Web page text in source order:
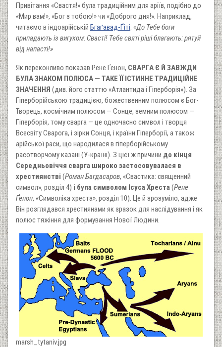
Привітання «Свастя!» була традиційним для аріїв, подібно до
«Мир вам!», «Бог з тобою!» чи «Доброго дня!». Наприклад,
читаємо в індоарійській Бгаґавад-Ґіті: «До Тебе боги
припадають із вигуком: Свасті! Тебе святі ріші благають: рятуй
від напасті!»
Як переконливо показав Рене Ґенон, СВАРГА Є Й ЗАВЖДИ
БУЛА ЗНАКОМ ПОЛЮСА — ТАКЕ ЇЇ ІСТИННЕ ТРАДИЦІЙНЕ
ЗНАЧЕННЯ (див. його статтю «Атлантида і Гіперборія»). За
Гіперборійською традицією, божественним полюсом є Бог-
Творець, космічним полюсом — Сонце, земним полюсом —
Гіперборія, тому сварга — це одночасно символ і творця
Всесвіту Сварога, і зірки Сонця, і країни Гіперборії, а також
арійської раси, що народилася в гіперборійському
расотворчому казані (У-країні). З цієї ж причини до кінця
Середньовіччя сварга широко застосовувалася в
хрестиянстві (Роман Багдасаров, «Свастика: священний
символ», розділ 4) і була символом Ісуса Хреста(Рене
Ґенон, «Символіка хреста», розділ 10). Це й зрозуміло, адже
Він розглядався хрестиянами як зразок для наслідування і як
полюс тяжіння для формування Нової Людини.
marsh_tytaniv.jpg